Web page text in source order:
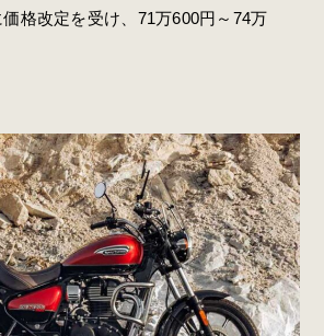
格改定を受け、71万600円～74万